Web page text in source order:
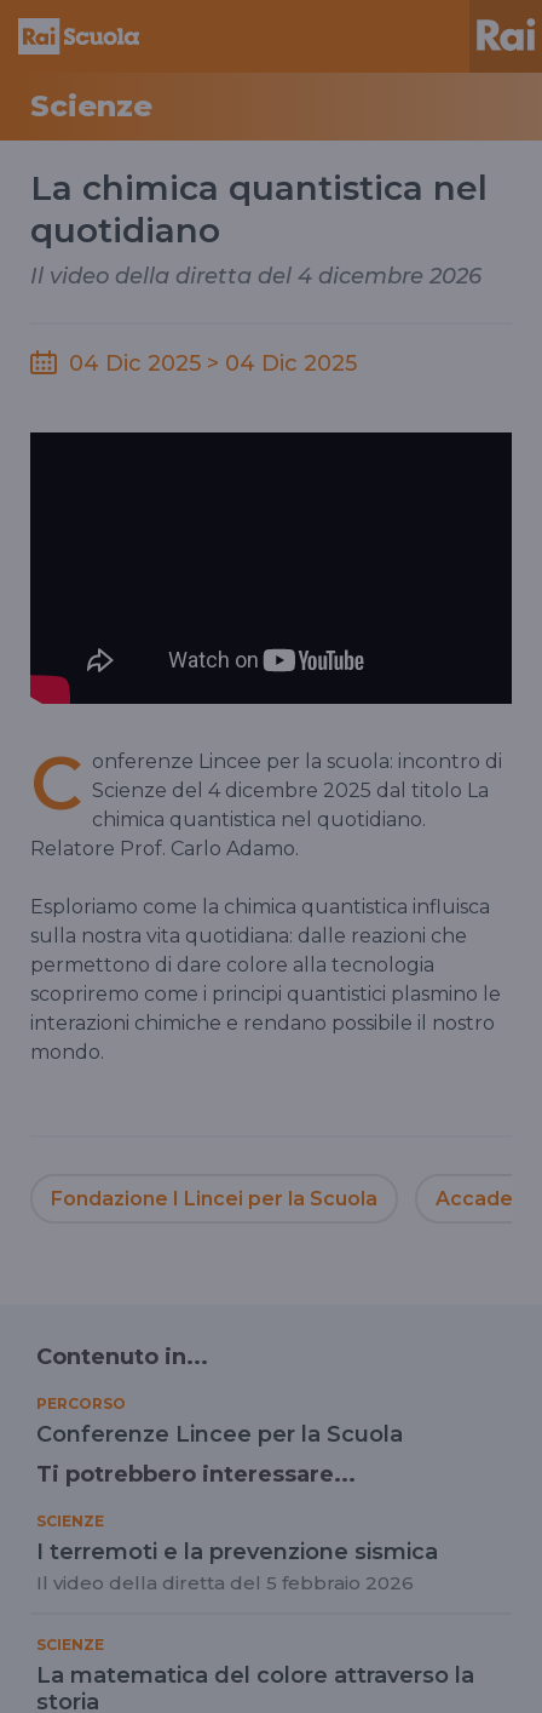
Scienze
La chimica quantistica nel
quotidiano
Il video della diretta del 4 dicembre 2026
04 Dic 2025 > 04 Dic 2025
C onferenze Lincee per la scuola: incontro di
Scienze del 4 dicembre 2025 dal titolo La
chimica quantistica nel quotidiano.
Relatore Prof. Carlo Adamo.
Esploriamo come la chimica quantistica influisca
sulla nostra vita quotidiana: dalle reazioni che
permettono di dare colore alla tecnologia
scopriremo come i principi quantistici plasmino le
interazioni chimiche e rendano possibile il nostro
mondo.
Fondazione I Lincei per la Scuola
Contenuto in...
PERCORSO
Conferenze Lincee per la Scuola
Ti potrebbero interessare...
SCIENZE
I terremoti e la prevenzione sismica
Il video della diretta del 5 febbraio 2026
SCIENZE
La matematica del colore attraverso la
storia